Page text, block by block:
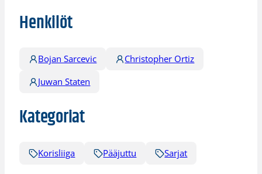
Henkilöt
Bojan Sarcevic
Christopher Ortiz
Juwan Staten
Kategoriat
Korisliiga Pääjuttu Sarjat